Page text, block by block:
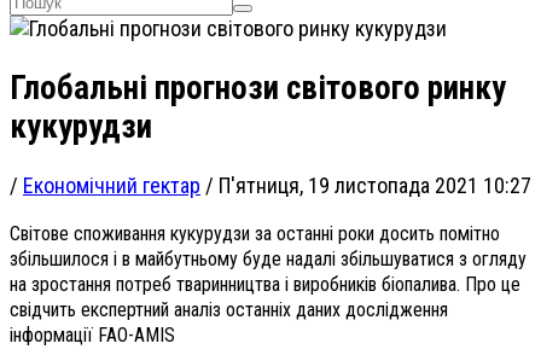
Глобальні прогнози світового ринку
кукурудзи
/ Економічний гектар / П'ятниця, 19 листопада 2021 10:27
Світове споживання кукурудзи за останні роки досить помітно
збільшилося і в майбутньому буде надалі збільшуватися з огляду
на зростання потреб тваринництва і виробників біопалива. Про це
свідчить експертний аналіз останніх даних дослідження
інформації FAO-AMIS